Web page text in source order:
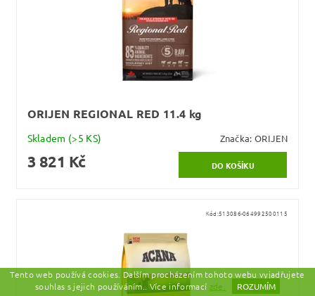
ORIJEN REGIONAL RED 11.4 kg
Skladem (>5 KS) Značka:ORIJEN
3 821 Kč
Kód:513086-064992500115
Tento web používá cookies. Dalším procházením tohoto webu vyjadřujete
souhlas s jejich používáním.. Více informací zde. ROZUMÍM